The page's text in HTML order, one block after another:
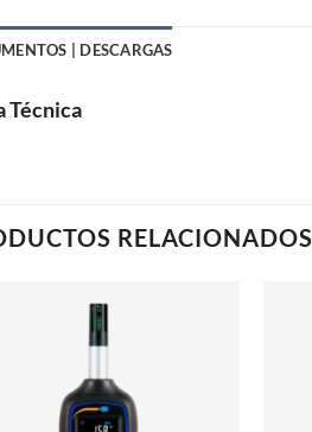
| DESCARGAS
Técnica
RELACIONADOS